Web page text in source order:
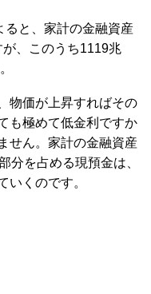
ると、家計の金融資産
、このうち1119兆
物価が上昇すればその
も極めて低金利ですか
せん。家計の金融資産
分を占める現預金は、
いくのです。